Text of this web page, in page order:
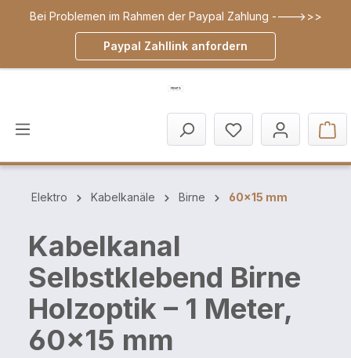
springen
Bei Problemen im Rahmen der Paypal Zahlung ---->>>
Paypal Zahllink anfordern
Elektro Kabelkanäle Birne 60x15 mm
Kabelkanal
Selbstklebend Birne
Holzoptik – 1 Meter,
60x15 mm